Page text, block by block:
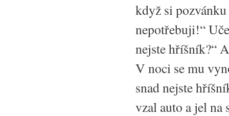
když si
nepotřebuji!“
nejste hříšník?“
V noci se mu
snad nejste
vzal auto a jel na